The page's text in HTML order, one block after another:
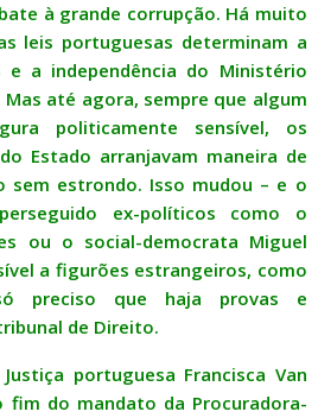
à grande corrupção. Há muito
leis portuguesas determinam a
e a independência do Ministério
até agora, sempre que algum
politicamente sensível, os
Estado arranjavam maneira de
sem estrondo. Isso mudou – e o
ex-políticos como o
ou o social-democrata Miguel
a figurões estrangeiros, como
preciso que haja provas e
de Direito.
portuguesa Francisca Van
fim do mandato da Procuradora-